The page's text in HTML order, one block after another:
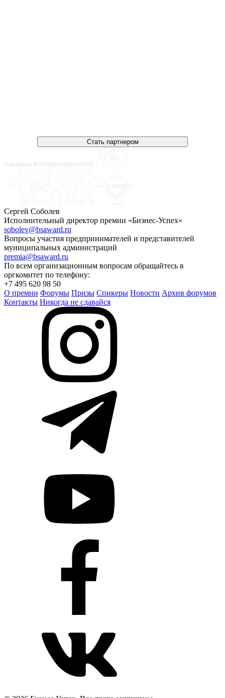
Стать партнером
Сергей Соболев
Исполнительный директор премии «Бизнес-Успех»
sobolev@bsaward.ru
Вопросы участия предпринимателей и представителей
муниципальных администраций
premia@bsaward.ru
По всем организационным вопросам обращайтесь в
оргкомитет по телефону:
+7 495 620 98 50
О премии Форумы Призы Спикеры Новости Архив форумов
Контакты Никогда не сдавайся